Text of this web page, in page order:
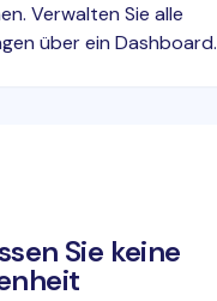
Verwalten Sie alle
über ein Dashboard.
Sie keine